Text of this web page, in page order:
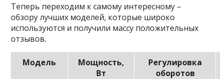
Теперь переходим к самому интересному –
обзору лучших моделей, которые широко
используются и получили массу положительных
отзывов.
Модель
Мощность,
Вт
Регулировка
оборотов